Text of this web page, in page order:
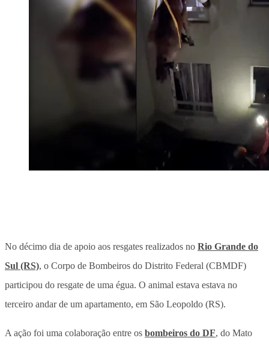
No décimo dia de apoio aos resgates realizados no Rio Grande do
Sul (RS), o Corpo de Bombeiros do Distrito Federal (CBMDF)
participou do resgate de uma égua. O animal estava estava no
terceiro andar de um apartamento, em São Leopoldo (RS).
A ação foi uma colaboração entre os bombeiros do DF, do Mato